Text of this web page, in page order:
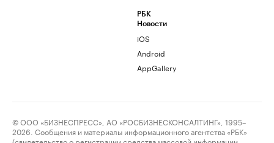
РБК
Новости
iOS
Android
AppGallery
© ООО «БИЗНЕСПРЕСС», АО «РОСБИЗНЕСКОНСАЛТИНГ», 1995–
2026. Сообщения и материалы информационного агентства «РБК»